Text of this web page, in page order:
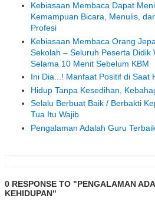
Kebiasaan Membaca Dapat
Kemampuan Bicara, Menulis,
Profesi
Kebiasaan Membaca Orang
Sekolah – Seluruh Peserta Didik
Selama 10 Menit Sebelum KBM
Ini Dia...! Manfaat Positif di Saat
Hidup Tanpa Kesedihan,
Selalu Berbuat Baik / Berbakti
Tua Itu Wajib
Pengalaman Adalah Guru
0 RESPONSE TO "PENGALAMAN
KEHIDUPAN"